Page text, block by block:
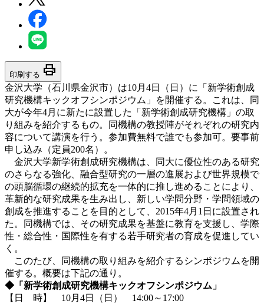
印刷する print
金沢大学（石川県金沢市）は10月4日（日）に「新学術創成
研究機構キックオフシンポジウム」を開催する。これは、同
大が今年4月に新たに設置した「新学術創成研究機構」の取
り組みを紹介するもの。同機構の教授陣がそれぞれの研究内
容について講演を行う。参加費無料で誰でも参加可。要事前
申し込み（定員200名）。
金沢大学新学術創成研究機構は、同大に優位性のある研究
のさらなる強化、融合型研究の一層の進展および世界規模で
の頭脳循環の継続的拡充を一体的に推し進めることにより、
革新的な研究成果を生み出し、新しい学問分野・学問領域の
創成を推進することを目的として、2015年4月1日に設置され
た。同機構では、その研究成果を基盤に教育を支援し、学際
性・総合性・国際性を有する若手研究者の育成を促進してい
く。
このたび、同機構の取り組みを紹介するシンポジウムを開
催する。概要は下記の通り。
◆「新学術創成研究機構キックオフシンポジウム」
【日 時】 10月4日（日） 14:00～17:00